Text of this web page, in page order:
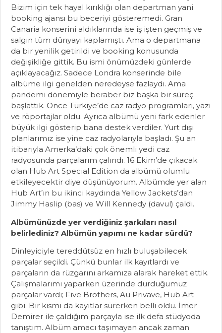
Bizim için tek hayal kırıklığı olan departman yani
booking ajansı bu beceriyi gösteremedi. Gran
Canaria konserini aldıklarında ise iş işten geçmiş ve
salgın tüm dünyayı kaplamıştı. Ama o departmana
da bir yenilik getirildi ve booking konusunda
değişikliğe gittik. Bu ismi önümüzdeki günlerde
açıklayacağız. Sadece Londra konserinde bile
albüme ilgi genelden neredeyse fazlaydı. Ama
pandemi dönemiyle beraber biz başka bir süreç
başlattık. Önce Türkiye’de caz radyo programları, yazı
ve röportajlar oldu. Ayrıca albümü yeni fark edenler
büyük ilgi gösterip bana destek verdiler. Yurt dışı
planlarımız ise yine caz radyolarıyla başladı. Şu an
itibarıyla Amerka’daki çok önemli yedi caz
radyosunda parçalarım çalındı. 16 Ekim’de çıkacak
olan Hub Art Special Edition da albümü olumlu
etkileyecektir diye düşünüyorum. Albümde yer alan
Hub Art’ın bu ikinci kaydında Yellow Jackets’dan
Jimmy Haslip (bas) ve Will Kennedy (davul) çaldı.
Albümünüzde yer verdiğiniz şarkıları nasıl
belirlediniz? Albümün yapımı ne kadar sürdü?
Dinleyiciyle tereddütsüz en hızlı buluşabilecek
parçalar seçildi. Çünkü bunlar ilk kayıtlardı ve
parçaların da rüzgarını arkamıza alarak hareket ettik.
Çalışmalarımı yaparken üzerinde durduğumuz
parçalar vardı; Five Brothers, Au Privave, Hub Art
gibi. Bir kısmı da kayıtlar sürerken belli oldu. İmer
Demirer ile çaldığım parçayla ise ilk defa stüdyoda
tanıştım. Albüm amacı taşımayan ancak zaman